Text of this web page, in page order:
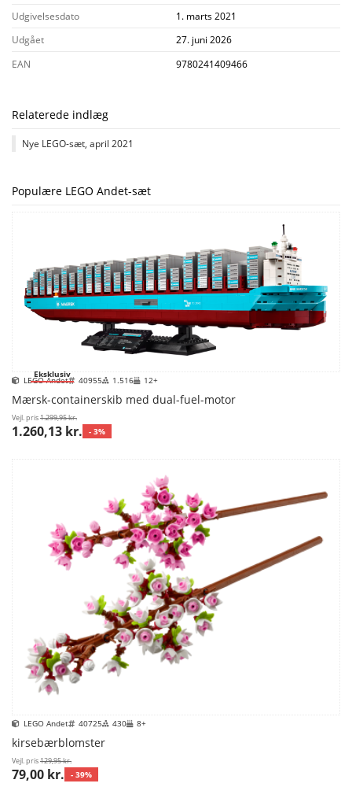
Udgivelsesdato
1. marts 2021
Udgået
27. juni 2026
EAN
9780241409466
Relaterede indlæg
Nye LEGO-sæt, april 2021
Populære LEGO Andet-sæt
Eksklusiv
LEGO Andet 40955 1.516 12+
Mærsk-containerskib med dual-fuel-motor
Vejl. pris1.299,95 kr.
1.260,13 kr. - 3%
LEGO Andet 40725 430 8+
kirsebærblomster
Vejl. pris129,95 kr.
79,00 kr. - 39%